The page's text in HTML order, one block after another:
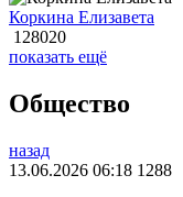
Коркина Елизавета
128020
показать ещё
Общество
назад
13.06.2026 06:18 1288